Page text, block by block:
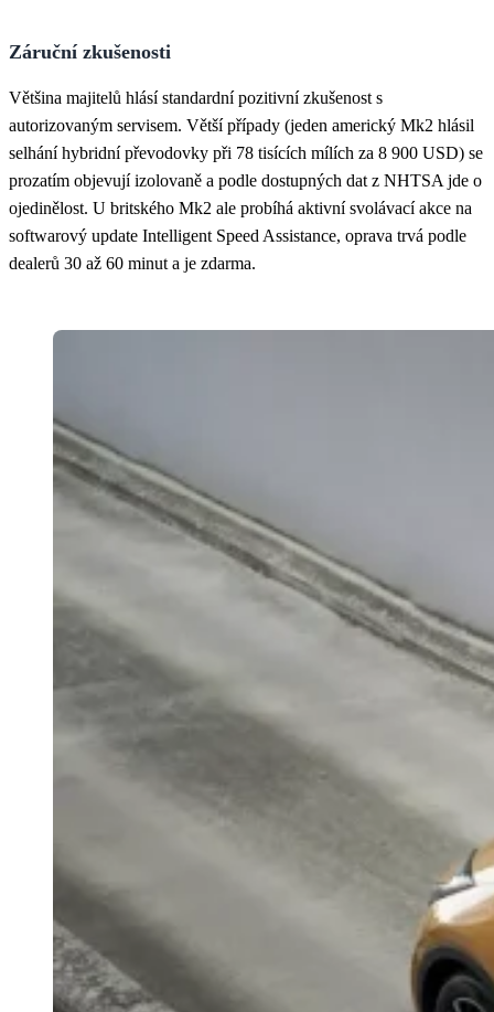
Záruční zkušenosti
Většina majitelů hlásí standardní pozitivní zkušenost s
autorizovaným servisem. Větší případy (jeden americký Mk2 hlásil
selhání hybridní převodovky při 78 tisících mílích za 8 900 USD) se
prozatím objevují izolovaně a podle dostupných dat z NHTSA jde o
ojedinělost. U britského Mk2 ale probíhá aktivní svolávací akce na
softwarový update Intelligent Speed Assistance, oprava trvá podle
dealerů 30 až 60 minut a je zdarma.